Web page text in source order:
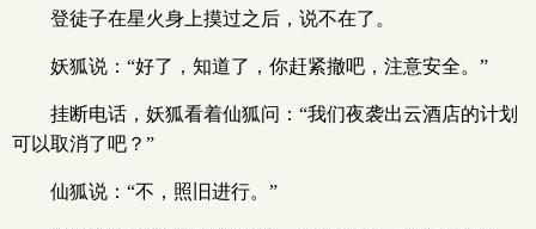
登徒子在星火身上摸过之后，说不在了。
妖狐说：“好了，知道了，你赶紧撤吧，注意安全。”
挂断电话，妖狐看着仙狐问：“我们夜袭出云酒店的计划
可以取消了吧？”
仙狐说：“不，照旧进行。”